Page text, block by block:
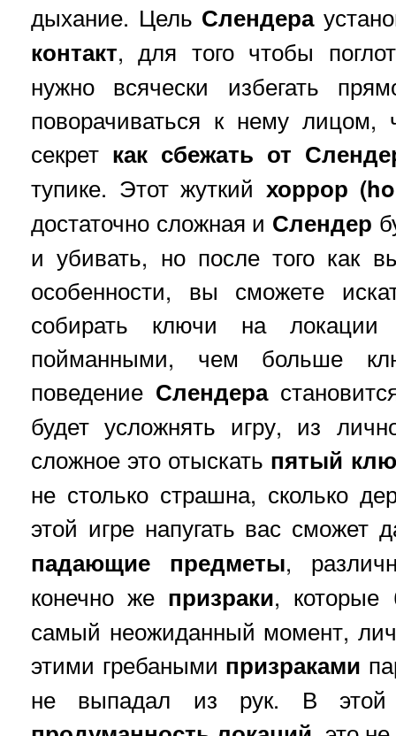
дыхание. Цель Слендера
контакт, для того чтобы
нужно всячески избегать
поворачиваться к нему лицом,
секрет как сбежать от
тупике. Этот жуткий хоррор
достаточно сложная и Слендер
и убивать, но после того как
особенности, вы сможете
собирать ключи на
пойманными, чем больше
поведение Слендера
будет усложнять игру, из
сложное это отыскать пятый
не столько страшна, сколько
этой игре напугать вас сможет
падающие предметы,
конечно же призраки, которые
самый неожиданный момент,
этими гребаными призраками
не выпадал из рук. В этой